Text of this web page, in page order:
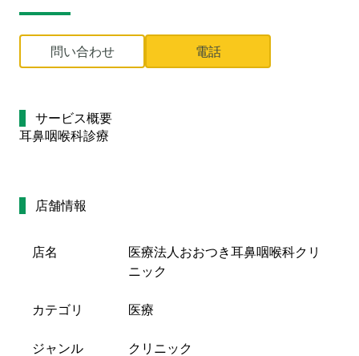
問い合わせ 電話
サービス概要
耳鼻咽喉科診療
店舗情報
店名
医療法人おおつき耳鼻咽喉科クリ
ニック
カテゴリ 医療
ジャンル クリニック